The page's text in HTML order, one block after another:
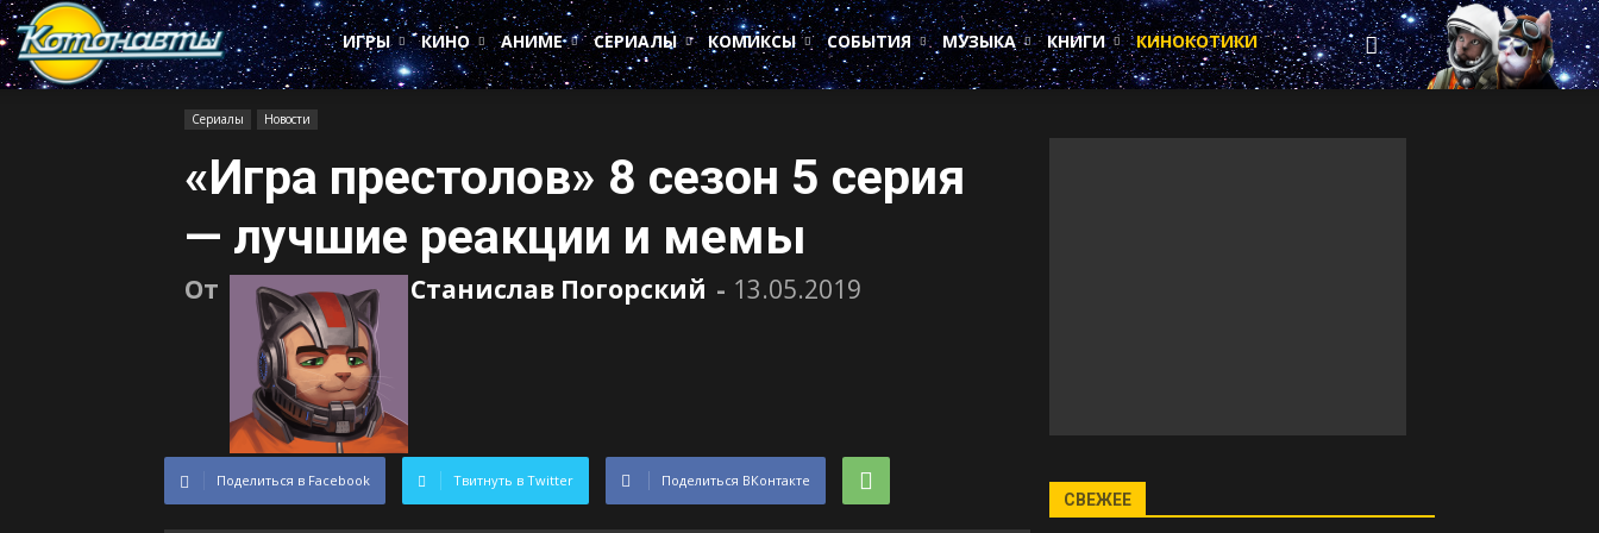
Котонавты
ИГРЫ
КИНО АНИМЕ СЕРИАЛЫ КОМИКСЫ СОБЫТИЯ МУЗЫКА КНИГИ КИНОКОТИКИ
Сериалы Новости
«Игра престолов» 8 сезон 5 серия
— лучшие реакции и мемы
От Станислав Погорский - 13.05.2019
Поделиться в Facebook Твитнуть в Twitter Поделиться ВКонтакте
СВЕЖЕЕ